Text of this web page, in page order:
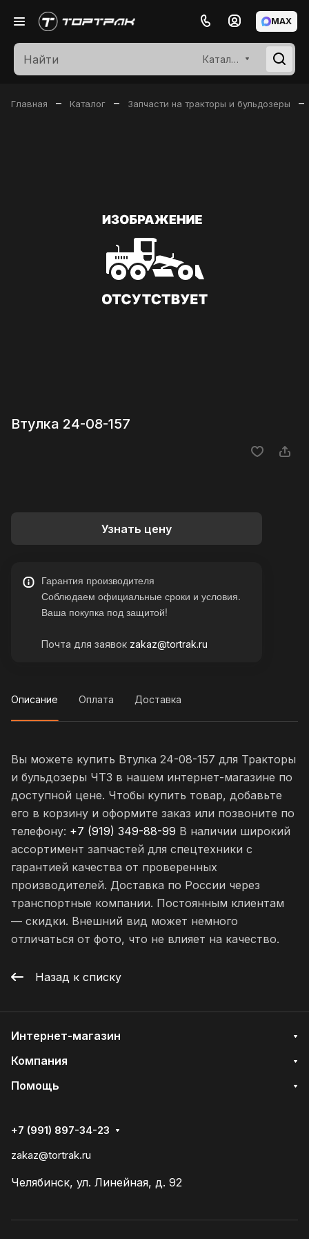
Каталог
MAX
Главная – Каталог – Запчасти на тракторы и бульдозеры –
Втулка 24-08-157
Узнать цену
Гарантия производителя
Соблюдаем официальные сроки и условия.
Ваша покупка под защитой!
Почта для заявок zakaz@tortrak.ru
Описание Оплата Доставка
Вы можете купить Втулка 24-08-157 для Тракторы
и бульдозеры ЧТЗ в нашем интернет-магазине по
доступной цене. Чтобы купить товар, добавьте
его в корзину и оформите заказ или позвоните по
телефону: +7 (919) 349-88-99 В наличии широкий
ассортимент запчастей для спецтехники с
гарантией качества от проверенных
производителей. Доставка по России через
транспортные компании. Постоянным клиентам
— скидки. Внешний вид может немного
отличаться от фото, что не влияет на качество.
Назад к списку
Интернет-магазин
Компания
Помощь
+7 (991) 897-34-23
zakaz@tortrak.ru
Челябинск, ул. Линейная, д. 92